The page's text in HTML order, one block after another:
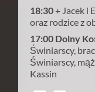
18:30+ Jacek i
oraz rodzice z
17:00 Dolny
Świniarscy,
Świniarscy,
Kassin